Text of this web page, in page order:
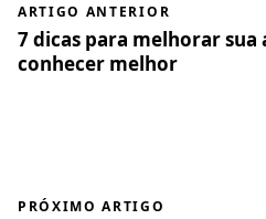
ARTIGO ANTERIOR
7 dicas para melhorar sua
conhecer melhor
PRÓXIMO ARTIGO